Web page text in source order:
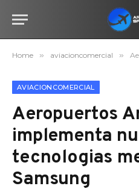
Home » aviacioncomercial »
AVIACIONCOMERCIAL
Aeropuertos
implementa
tecnologias
Samsung